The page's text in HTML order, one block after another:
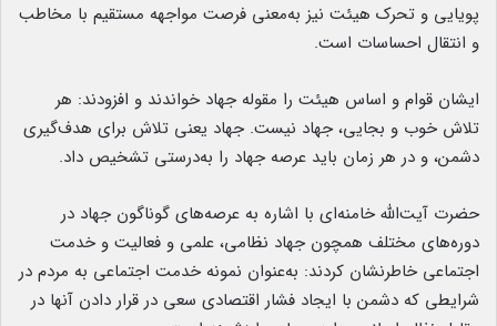
پویایی و تحرک هیئت نیز به‌معنی فرصت مواجهه مستقیم با مخاطب
و انتقال احساسات است.
ایشان قوام و اساس هیئت را مقوله جهاد خواندند و افزودند: هر
تلاش خوب و بجایی، جهاد نیست. جهاد یعنی تلاش برای هدف‌گیری
دشمن، و در هر زمان باید عرصه جهاد را به‌درستی تشخیص داد.
حضرت آیت‌الله خامنه‌ای با اشاره به عرصه‌های گوناگون جهاد در
دوره‌های مختلف همچون جهاد نظامی، علمی و فعالیت و خدمت
اجتماعی خاطرنشان کردند: به‌عنوان نمونه خدمت اجتماعی به مردم در
شرایطی که دشمن با ایجاد فشار اقتصادی سعی در قرار دادن آنها در